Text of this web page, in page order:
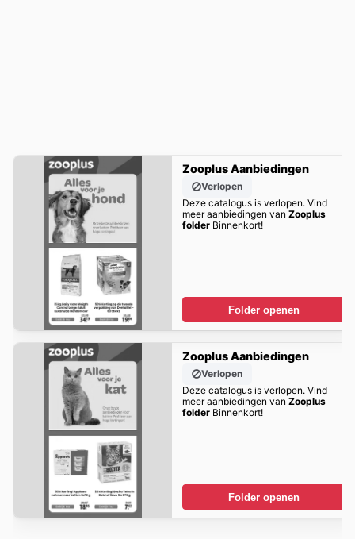
Zooplus Aanbiedingen
Verlopen
Deze catalogus is verlopen. Vind
meer aanbiedingen van Zooplus
folderBinnenkort!
Folder openen
Zooplus Aanbiedingen
Verlopen
Deze catalogus is verlopen. Vind
meer aanbiedingen van Zooplus
folderBinnenkort!
Folder openen